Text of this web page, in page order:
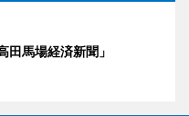
田馬場経済新聞」